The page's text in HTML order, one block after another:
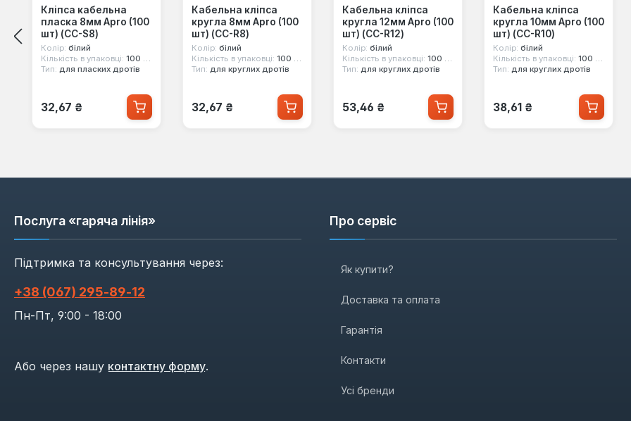
Кліпса кабельна
пласка 8мм Apro (100
шт) (CC-S8)
Колір: білий
Кількість в упаковці: 100 шт
Тип: для пласких дротів
Звичайна ціна:
32,67 ₴
Кабельна кліпса
кругла 8мм Apro (100
шт) (CC-R8)
Колір: білий
Кількість в упаковці: 100 шт
Тип: для круглих дротів
Звичайна ціна:
32,67 ₴
Кабельна кліпса
кругла 12мм Apro (100
шт) (CC-R12)
Колір: білий
Кількість в упаковці: 100 шт
Тип: для круглих дротів
Звичайна ціна:
53,46 ₴
Кабельна кліпса
кругла 10мм Apro (100
шт) (CC-R10)
Колір: білий
Кількість в упаковці: 100 шт
Тип: для круглих дротів
Звичайна ціна:
38,61 ₴
Послуга «гаряча лінія»
Підтримка та консультування через:
+38 (067) 295‑89‑12
Пн-Пт, 9:00 - 18:00
Або через нашу контактну форму.
Про сервіс
Як купити?
Доставка та оплата
Гарантія
Контакти
Усі бренди